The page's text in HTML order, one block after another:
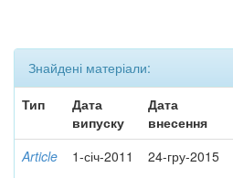
Знайдені матеріали:
Тип
Дата
випуску
Дата
внесення
Article 1-січ-2011 24-гру-2015